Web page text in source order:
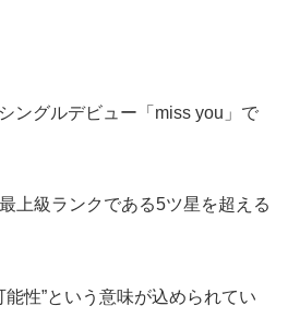
ングルデビュー「miss you」で
上級ランクである5ツ星を超える
性”という意味が込められてい